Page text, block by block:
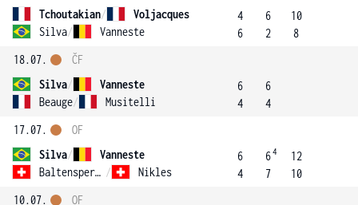
Tchoutakian/
Voljacques
Silva/ Vanneste
4
6
6
2
10
8
18.07.
Silva/
Vanneste
Beauge/ Musitelli
ČF
6
4
6
4
17.07.
Silva/
Vanneste
Baltensperger / Nikles
OF
6
4
64
7
12
10
10.07.
OF